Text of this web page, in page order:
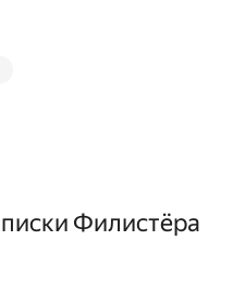
Филистёра